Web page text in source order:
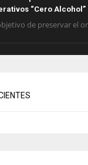
“Cero
de preservar el